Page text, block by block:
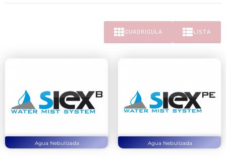
CUADRICULA LISTA
Agua Nebulizada Agua Nebulizada